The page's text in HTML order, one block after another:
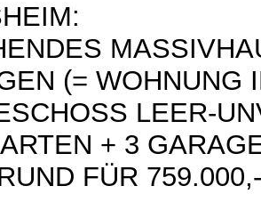
(= WOHNUNG
LEER-
+ 3
FÜR